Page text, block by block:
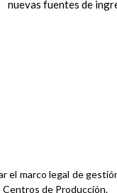
nuevas fuentes de
el marco legal de
Centros de Producción.